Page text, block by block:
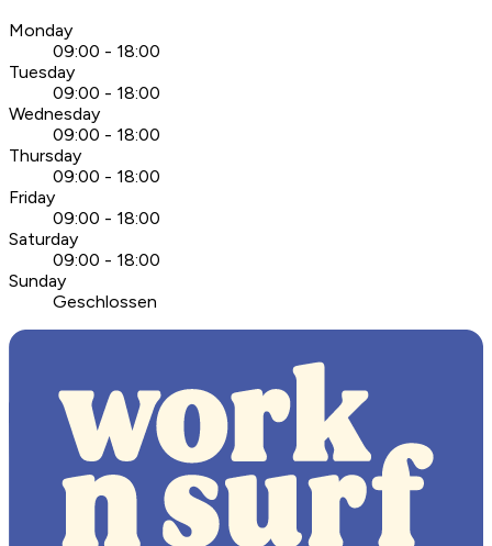
Monday
09:00 - 18:00
Tuesday
09:00 - 18:00
Wednesday
09:00 - 18:00
Thursday
09:00 - 18:00
Friday
09:00 - 18:00
Saturday
09:00 - 18:00
Sunday
Geschlossen